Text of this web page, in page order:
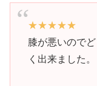
★★★★★
膝が悪いので
く出来ました。